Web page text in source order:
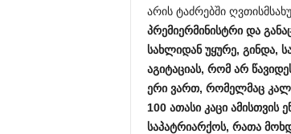
არის ტაძრებში
პრემიერმინისტრი და
სახლიდან უყურე, გინდა,
აგიტაციას, რომ არ
ერი ვართ, რომელმაც
100 ათასი კაცი ამისთვის
საპატრიარქოს, რათა